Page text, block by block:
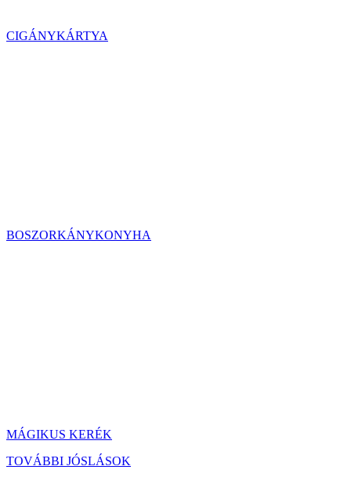
CIGÁNYKÁRTYA
BOSZORKÁNYKONYHA
MÁGIKUS KERÉK
TOVÁBBI JÓSLÁSOK